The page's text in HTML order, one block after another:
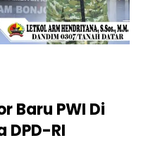
Baru PWI Di
DPD-RI